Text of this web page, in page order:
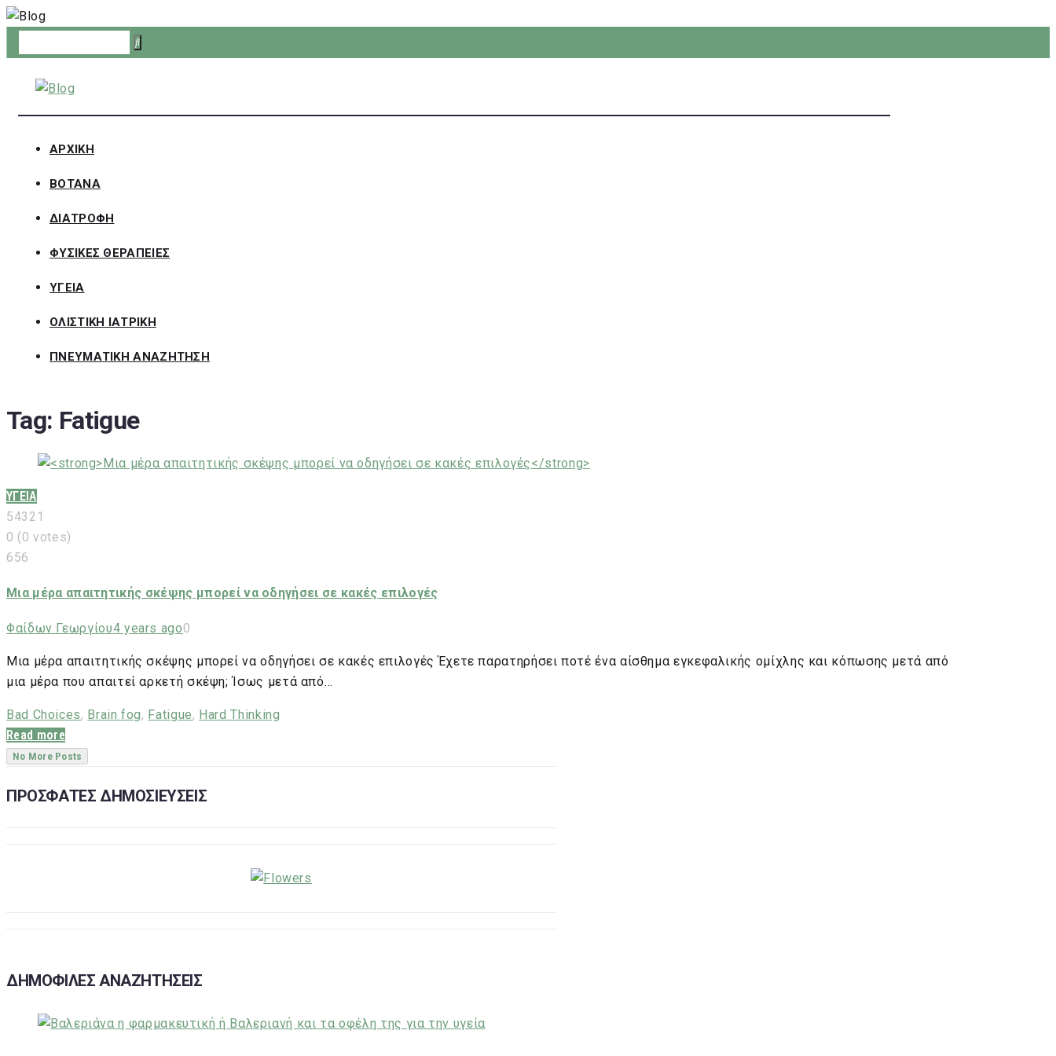
Skip
to
content
ΑΡΧΙΚΗ
ΒΟΤΑΝΑ
ΔΙΑΤΡΟΦΗ
ΦΥΣΙΚΕΣ ΘΕΡΑΠΕΙΕΣ
ΥΓΕΙΑ
ΟΛΙΣΤΙΚΗ ΙΑΤΡΙΚΗ
ΠΝΕΥΜΑΤΙΚΗ ΑΝΑΖΗΤΗΣΗ
Tag: Fatigue
ΥΓΕΙΑ
543 2 1
0 (0 votes)
656
Μια μέρα απαιτητικής σκέψης μπορεί να οδηγήσει σε κακές επιλογές
Φαίδων Γεωργίου4 years ago0
Μια μέρα απαιτητικής σκέψης μπορεί να οδηγήσει σε κακές επιλογές Έχετε παρατηρήσει ποτέ ένα αίσθημα εγκεφαλικής ομίχλης και κόπωσης μετά από
μια μέρα που απαιτεί αρκετή σκέψη; Ίσως μετά από…
Bad Choices, Brain fog, Fatigue, Hard Thinking
Read more
No More Posts
ΠΡΟΣΦΑΤΕΣ ΔΗΜΟΣΙΕΥΣΕΙΣ
ΔΗΜΟΦΙΛΕΣ ΑΝΑΖΗΤΗΣΕΙΣ